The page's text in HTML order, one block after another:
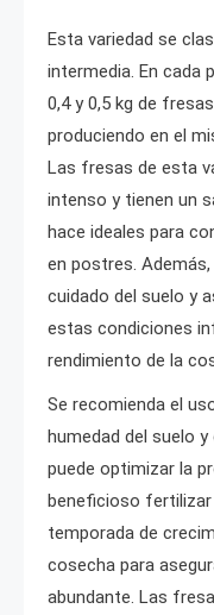
Esta variedad se
intermedia. En cada
0,4 y 0,5 kg de
produciendo en el
Las fresas de esta
intenso y tienen un
hace ideales para
en postres.
cuidado del suelo y
estas condiciones
rendimiento de la
Se recomienda el
humedad del suelo
puede optimizar la
beneficioso fertilizar
temporada de
cosecha para
abundante. Las